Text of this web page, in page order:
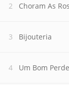
Choram As
Bijouteria
Um Bom